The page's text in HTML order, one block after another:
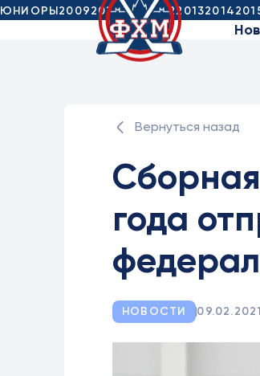
ЮНИОРЫ200920102011201220132014
Вернуться назад
года
НОВОСТИ 09.02.2021